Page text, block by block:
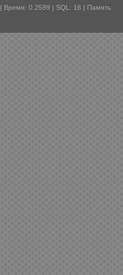
| Время: 0.2599 | SQL: 16 | Память: